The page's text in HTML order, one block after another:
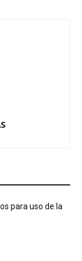
para uso de la